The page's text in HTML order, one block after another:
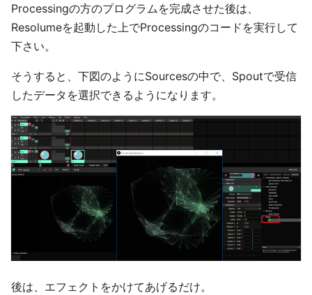
Processingの方のプログラムを完成させた後は、
Resolumeを起動した上でProcessingのコードを実行して
下さい。
そうすると、下図のようにSourcesの中で、Spoutで受信
したデータを選択できるようになります。
後は、エフェクトをかけてあげるだけ。